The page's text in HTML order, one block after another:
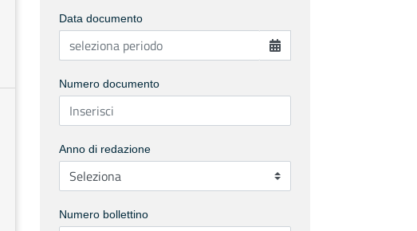
Data documento
Numero documento
Anno di redazione
Numero bollettino